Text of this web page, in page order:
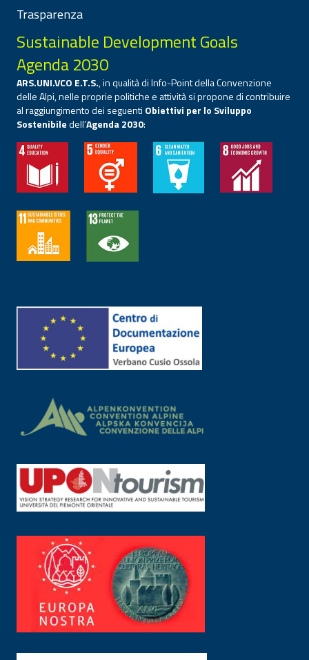
Trasparenza
Sustainable Development Goals
Agenda 2030
ARS.UNI.VCO E.T.S., in qualità di Info-Point della Convenzione
delle Alpi, nelle proprie politiche e attività si propone di contribuire
al raggiungimento dei seguenti Obiettivi per lo Sviluppo
Sostenibiledell’Agenda 2030: